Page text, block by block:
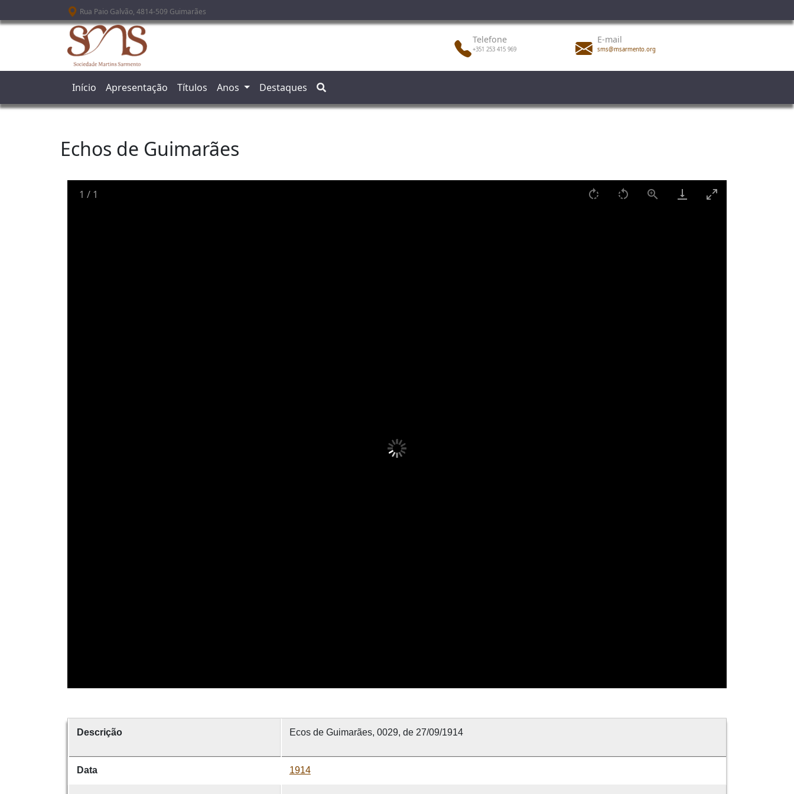
Passar para o conteúdo principal
Rua Paio Galvão, 4814-509 Guimarães
Telefone
+351 253 415 969
E-mail
sms@msarmento.org
Início Apresentação Títulos Anos Destaques
Echos de Guimarães
1 / 1
Descrição Ecos de Guimarães, 0029, de 27/09/1914
Data 1914